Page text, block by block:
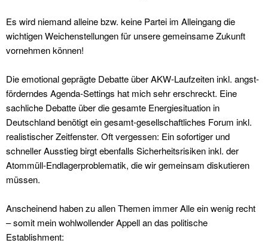
Es wird niemand alleine bzw. keine Partei im Alleingang die
wichtigen Weichenstellungen für unsere gemeinsame Zukunft
vornehmen können!
Die emotional geprägte Debatte über AKW-Laufzeiten inkl. angst-
förderndes Agenda-Settings hat mich sehr erschreckt. Eine
sachliche Debatte über die gesamte Energiesituation in
Deutschland benötigt ein gesamt-gesellschaftliches Forum inkl.
realistischer Zeitfenster. Oft vergessen: Ein sofortiger und
schneller Ausstieg birgt ebenfalls Sicherheitsrisiken inkl. der
Atommüll-Endlagerproblematik, die wir gemeinsam diskutieren
müssen.
Anscheinend haben zu allen Themen immer Alle ein wenig recht
– somit mein wohlwollender Appell an das politische
Establishment: